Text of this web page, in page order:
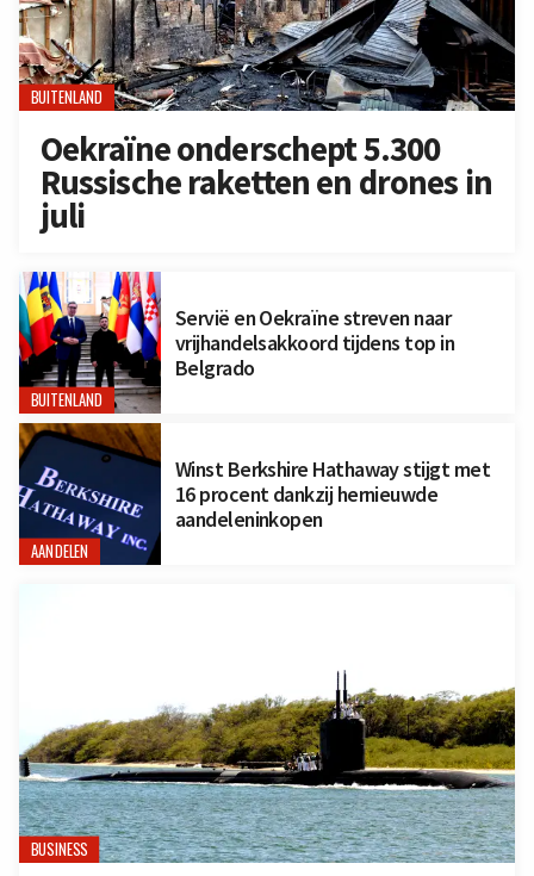
BUITENLAND
Oekraïne onderschept 5.300
Russische raketten en drones in
juli
BUITENLAND
Servië en Oekraïne streven naar
vrijhandelsakkoord tijdens top in
Belgrado
AANDELEN
Winst Berkshire Hathaway stijgt met
16 procent dankzij hernieuwde
aandeleninkopen
BUSINESS